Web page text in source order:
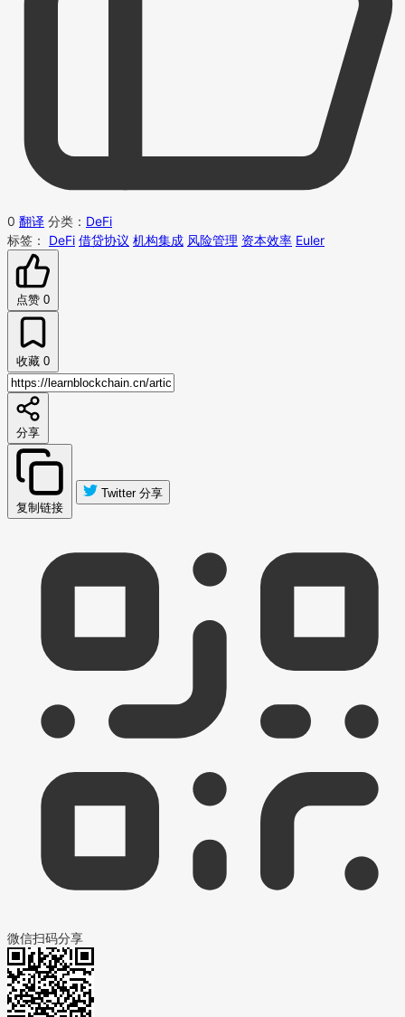
0 翻译 分类： DeFi
标签：
DeFi 借贷协议 机构集成 风险管理 资本效率 Euler
点赞 0
收藏 0
分享
复制链接
Twitter 分享
微信扫码分享